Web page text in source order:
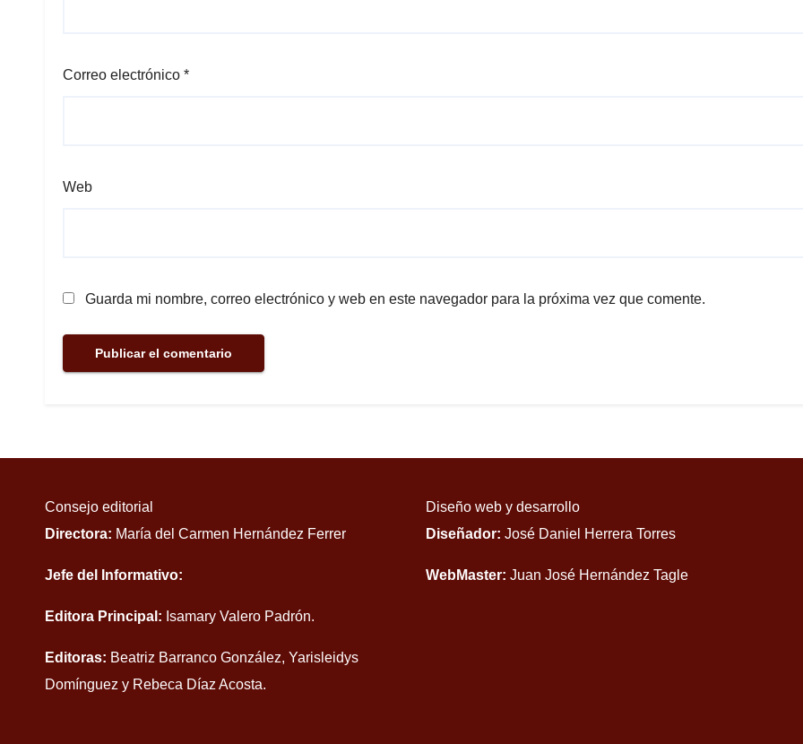
Correo electrónico *
Web
Guarda mi nombre, correo electrónico y web en este navegador para la próxima vez que comente.
Consejo editorial
Directora: María del Carmen Hernández Ferrer
Jefe del Informativo:
Editora Principal: Isamary Valero Padrón.
Editoras: Beatriz Barranco González, Yarisleidys
Domínguez y Rebeca Díaz Acosta.
Diseño web y desarrollo
Diseñador: José Daniel Herrera Torres
WebMaster: Juan José Hernández Tagle